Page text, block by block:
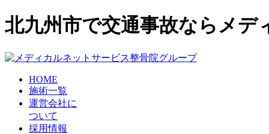
北九州市で交通事故ならメ
HOME
施術一覧
運営会社に
ついて
採用情報